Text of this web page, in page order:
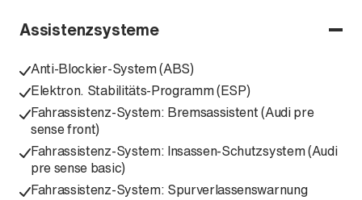
Assistenzsysteme
Anti-Blockier-System (ABS)
Elektron. Stabilitäts-Programm (ESP)
Fahrassistenz-System: Bremsassistent (Audi pre
sense front)
Fahrassistenz-System: Insassen-Schutzsystem (Audi
pre sense basic)
Fahrassistenz-System: Spurverlassenswarnung